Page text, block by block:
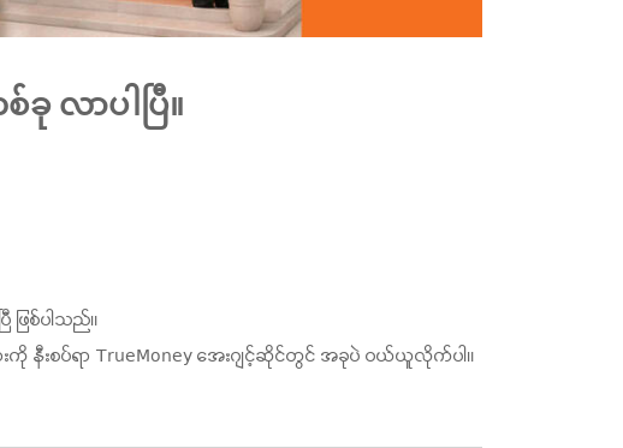
လာပါပြီ။
ဖြစ်ပါသည်။
ျားကို နီးစပ်ရာ TrueMoney အေးဂျင့်ဆိုင်တွင် အခုပဲ ဝယ်ယူလိုက်ပါ။